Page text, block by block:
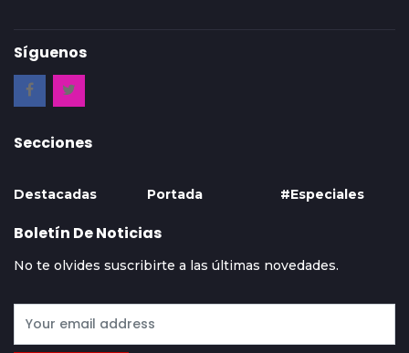
Síguenos
Secciones
Destacadas Portada #Especiales
Boletín De Noticias
No te olvides suscribirte a las últimas novedades.